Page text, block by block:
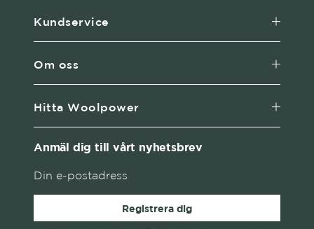
Kundservice
Om oss
Hitta Woolpower
Anmäl dig till vårt nyhetsbrev
Registrera dig